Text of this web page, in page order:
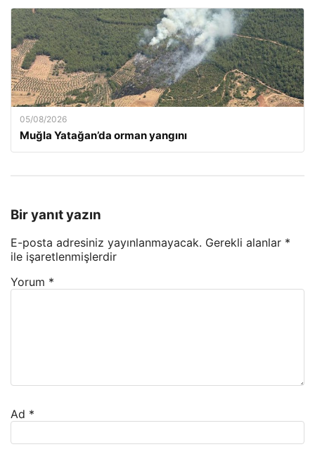
05/08/2026
Muğla Yatağan’da orman yangını
Bir yanıt yazın
E-posta adresiniz yayınlanmayacak. Gerekli alanlar *
ile işaretlenmişlerdir
Yorum *
Ad *